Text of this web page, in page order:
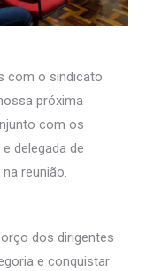
com o sindicato
próxima
com os
delegada de
reunião.
dos dirigentes
e conquistar